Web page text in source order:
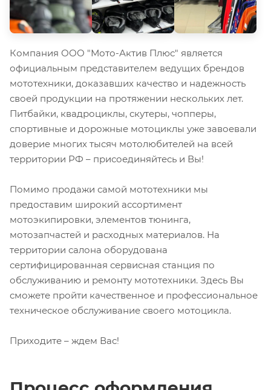
Компания ООО "Мото-Актив Плюс" является
официальным представителем ведущих брендов
мототехники, доказавших качество и надежность
своей продукции на протяжении нескольких лет.
Питбайки, квадроциклы, скутеры, чопперы,
спортивные и дорожные мотоциклы уже завоевали
доверие многих тысяч мотолюбителей на всей
территории РФ – присоединяйтесь и Вы!
Помимо продажи самой мототехники мы
предоставим широкий ассортимент
мотоэкипировки, элементов тюнинга,
мотозапчастей и расходных материалов. На
территории салона оборудована
сертифицированная сервисная станция по
обслуживанию и ремонту мототехники. Здесь Вы
сможете пройти качественное и профессиональное
техническое обслуживание своего мотоцикла.
Приходите – ждем Вас!